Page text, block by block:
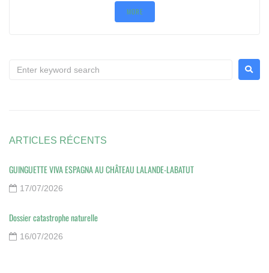
MORE
ARTICLES RÉCENTS
GUINGUETTE VIVA ESPAGNA AU CHÂTEAU LALANDE-LABATUT
17/07/2026
Dossier catastrophe naturelle
16/07/2026